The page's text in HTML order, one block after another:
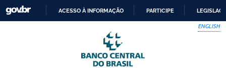
Skip to main content
PARA
O
CONTEÚDO
ACESSO À INFORMAÇÃO PARTICIPE
ENGLISH